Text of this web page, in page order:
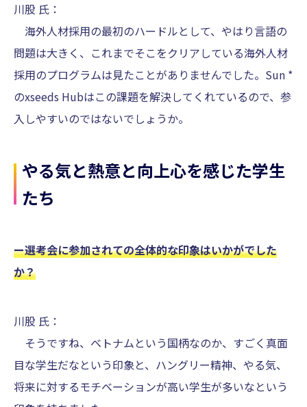
川股 氏：
海外人材採用の最初のハードルとして、やはり言語の
問題は大きく、これまでそこをクリアしている海外人材
採用のプログラムは見たことがありませんでした。Sun *
のxseeds Hubはこの課題を解決してくれているので、参
入しやすいのではないでしょうか。
やる気と熱意と向上心を感じた学生
たち
ー選考会に参加されての全体的な印象はいかがでした
か？
川股 氏：
そうですね、ベトナムという国柄なのか、すごく真面
目な学生だなという印象と、ハングリー精神、やる気、
将来に対するモチベーションが高い学生が多いなという